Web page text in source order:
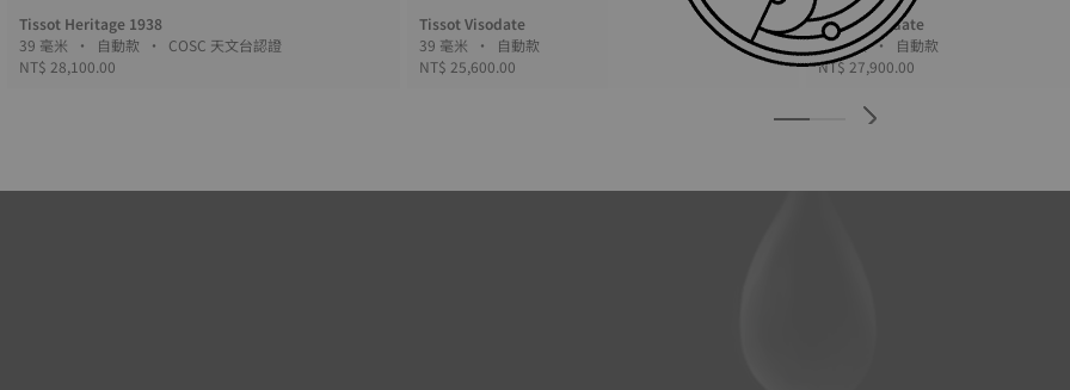
Tissot Heritage 1938
39 毫米 • 自動款 • COSC 天文台認證
NT$ 28,100.00
Tissot Visodate
39 毫米 • 自動款
NT$ 25,600.00
Tissot Visodate
39 毫米 • 自動款
NT$ 27,900.00